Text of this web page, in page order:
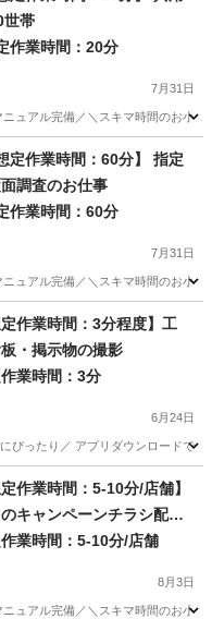
世帯
作業時間：20分
7月31日
ュアル完備／＼スキマ時間のお小
定作業時間：60分】 指定
調査のお仕事
作業時間：60分
7月31日
ュアル完備／＼スキマ時間のお小
作業時間：3分程度】工
・掲示物の撮影
業時間：3分
6月24日
ぴったり／ アプリダウンロードで
作業時間：5-10分/店舗】
キャンペーンチラシ配布
業時間：5-10分/店舗
8月3日
ュアル完備／＼スキマ時間のお小